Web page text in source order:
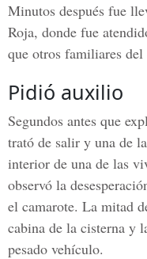
Minutos después fue
Roja, donde fue
que otros familiares
Pidió auxilio
Segundos antes que
trató de salir y una de
interior de una de las
observó la
el camarote. La mitad
cabina de la cisterna y
pesado vehículo.